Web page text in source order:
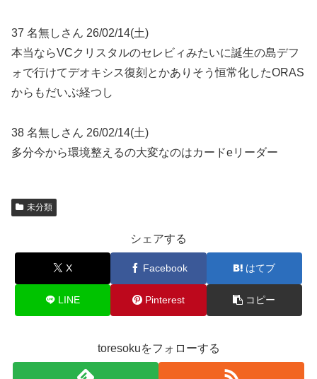
37 名無しさん 26/02/14(土)
本当ならVCクリスタルのセレビィみたいに誕生の島デフ
ォで行けてデオキシス復刻とかありそう恒常化したORAS
からもだいぶ経つし
38 名無しさん 26/02/14(土)
多分今から環境整えるの大変なのはカードeリーダー
未分類
シェアする
X Facebook はてブ
LINE Pinterest コピー
toresokuをフォローする